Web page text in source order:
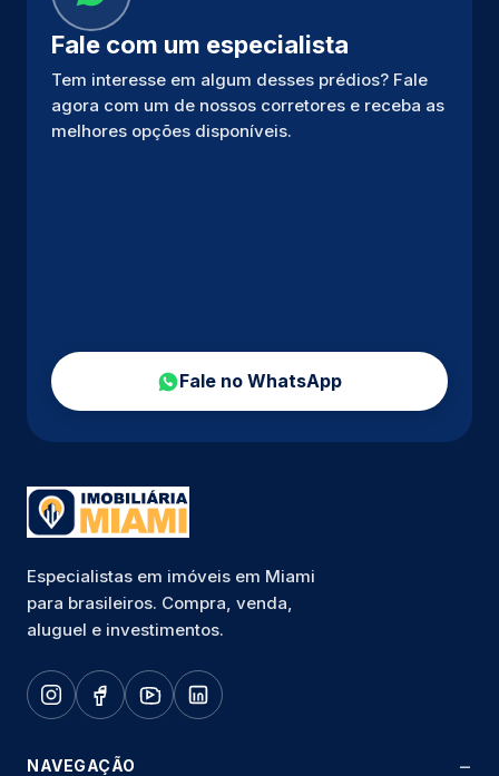
Fale com um especialista
Tem interesse em algum desses prédios? Fale
agora com um de nossos corretores e receba as
melhores opções disponíveis.
Fale no WhatsApp
Especialistas em imóveis em Miami
para brasileiros. Compra, venda,
aluguel e investimentos.
NAVEGAÇÃO